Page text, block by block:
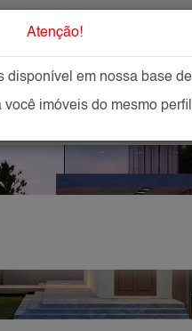
IMOBILIÁRIAS
Atenção!
disponível em nossa base
você imóveis do mesmo